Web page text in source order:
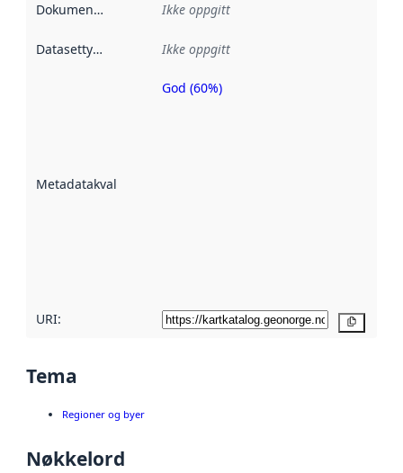
Dokumentasjon Ikke oppgitt
Datasettype Ikke oppgitt
Metadatakvalitet
Metadatakvalitet
God (60%)
URI:
Tema
Regioner og byer
Nøkkelord